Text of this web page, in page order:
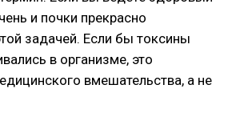
и почки прекрасно
задачей. Если бы токсины
в организме, это
вмешательства, а не